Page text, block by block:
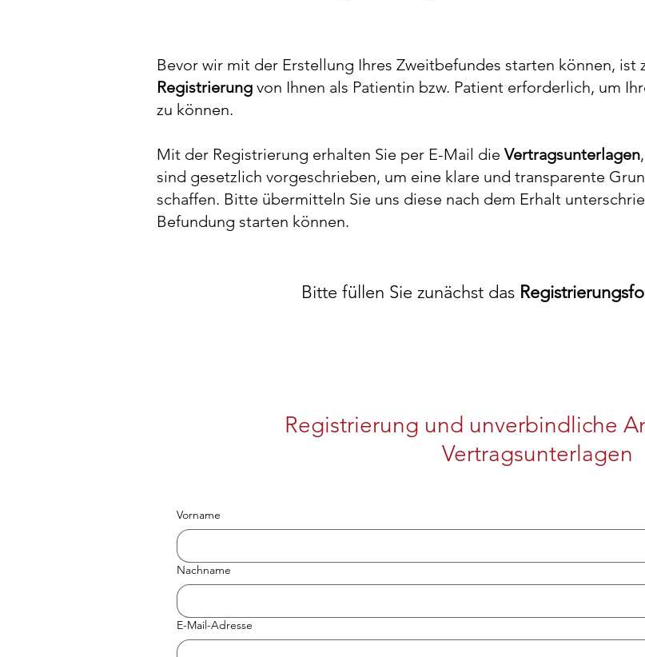
Bevor wir mit der Erstellung Ihres Zweitbefundes starten können, ist
Registrierung von Ihnen als Patientin bzw. Patient erforderlich, um
zu können.
Mit der Registrierung erhalten Sie per E-Mail die Vertragsunterlagen
sind gesetzlich vorgeschrieben, um eine klare und transparente
schaffen. Bitte übermitteln Sie uns diese nach dem Erhalt
Befundung starten können.
Bitte füllen Sie zunächst das
Registrierung und unverbindliche
Vertragsunterlagen
Vorname
Nachname
E-Mail-Adresse